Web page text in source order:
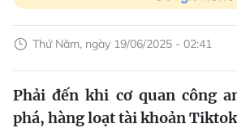
Thứ Năm, ngày 19/06/2025 - 02:41
Phải đến khi cơ quan công
phá, hàng loạt tài khoản